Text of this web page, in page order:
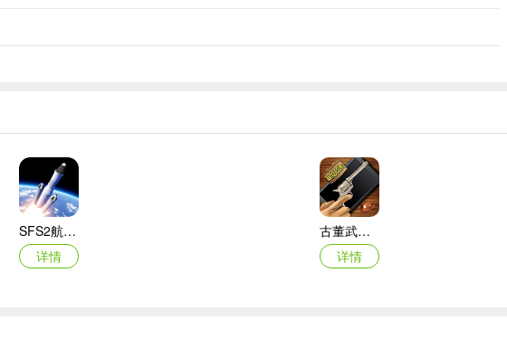
SFS2航天模拟器手机版
详情
古董武器模拟器
详情